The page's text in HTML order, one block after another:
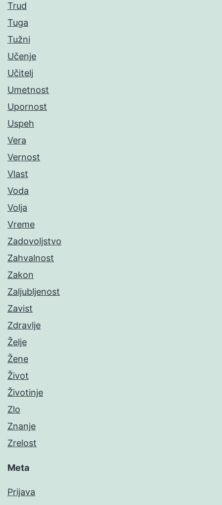
Trud
Tuga
Tužni
Učenje
Učitelj
Umetnost
Upornost
Uspeh
Vera
Vernost
Vlast
Voda
Volja
Vreme
Zadovoljstvo
Zahvalnost
Zakon
Zaljubljenost
Zavist
Zdravlje
Želje
Žene
Život
Životinje
Zlo
Znanje
Zrelost
Meta
Prijava